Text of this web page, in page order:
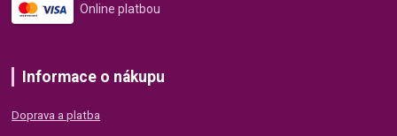
Online platbou
Informace o nákupu
Doprava a platba